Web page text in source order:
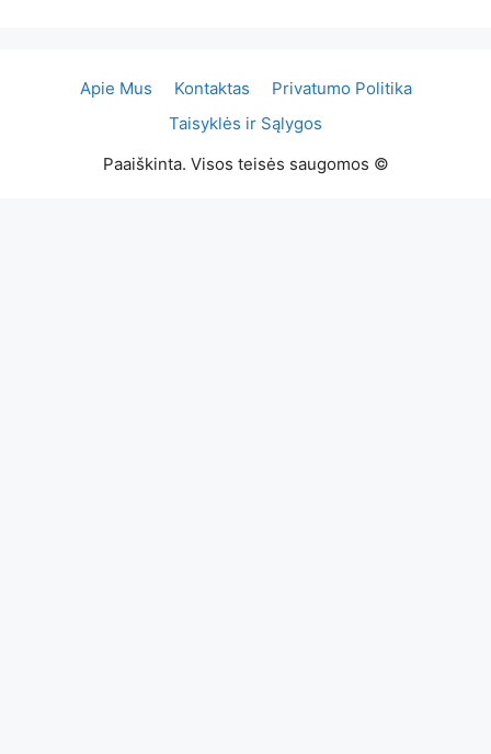
Apie Mus Kontaktas
Privatumo Politika
Taisyklės ir Sąlygos
Paaiškinta. Visos teisės saugomos ©